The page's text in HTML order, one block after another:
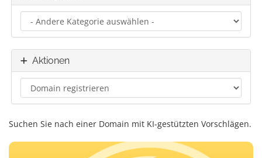
Aktionen
Suchen Sie nach einer Domain mit KI-gestützten Vorschlägen.